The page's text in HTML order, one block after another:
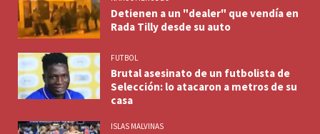
Detienen a un "dealer" que vendía en
Rada Tilly desde su auto
FUTBOL
Brutal asesinato de un futbolista de
Selección: lo atacaron a metros de su
casa
ISLAS MALVINAS